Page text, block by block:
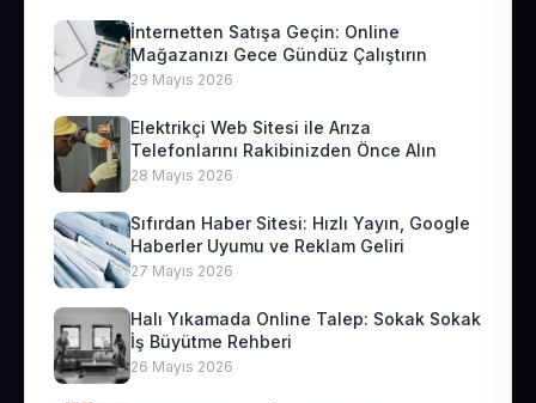
İnternetten Satışa Geçin: Online
Mağazanızı Gece Gündüz Çalıştırın
29 Mayıs 2026
Elektrikçi Web Sitesi ile Arıza
Telefonlarını Rakibinizden Önce Alın
28 Mayıs 2026
Sıfırdan Haber Sitesi: Hızlı Yayın, Google
Haberler Uyumu ve Reklam Geliri
27 Mayıs 2026
Halı Yıkamada Online Talep: Sokak Sokak
İş Büyütme Rehberi
26 Mayıs 2026